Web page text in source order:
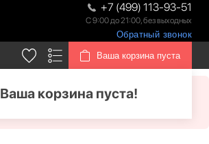
+7 (499) 113-93-51
С 9:00 до 21:00, без выходных
Обратный звонок
Ваша корзина пуста
Ваша корзина пуста!